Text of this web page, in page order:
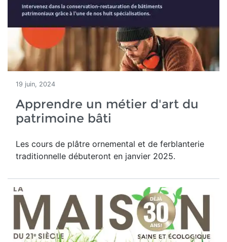
19 juin, 2024
Apprendre un métier d'art du
patrimoine bâti
Les cours de plâtre ornemental et de ferblanterie
traditionnelle débuteront en janvier 2025.